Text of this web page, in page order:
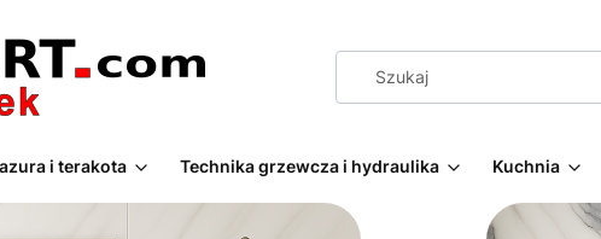
i terakota Technika grzewcza i hydraulika Kuchnia